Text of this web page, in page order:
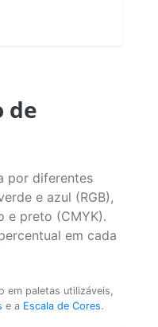
de
por diferentes
e azul (RGB),
e preto (CMYK).
em cada
em paletas utilizáveis,
e a Escala de Cores.